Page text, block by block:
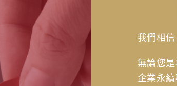
我們相
無論您
企業永